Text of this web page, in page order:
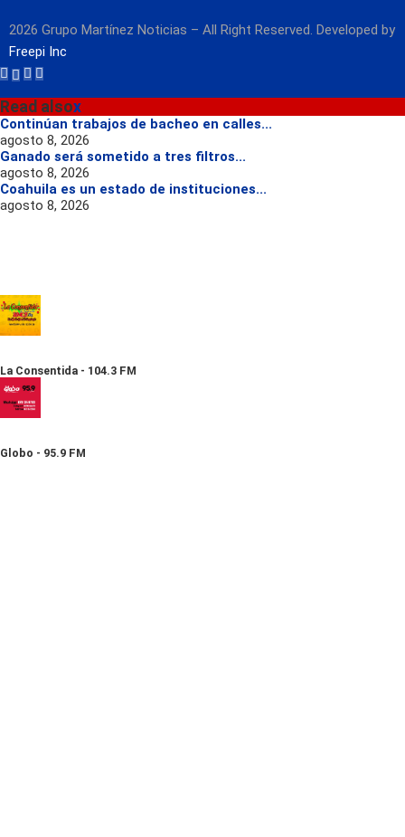
2026 Grupo Martínez Noticias – All Right Reserved. Developed by
Freepi Inc
Read alsox
Continúan trabajos de bacheo en calles...
agosto 8, 2026
Ganado será sometido a tres filtros...
agosto 8, 2026
Coahuila es un estado de instituciones...
agosto 8, 2026
La Consentida - 104.3 FM
Globo - 95.9 FM